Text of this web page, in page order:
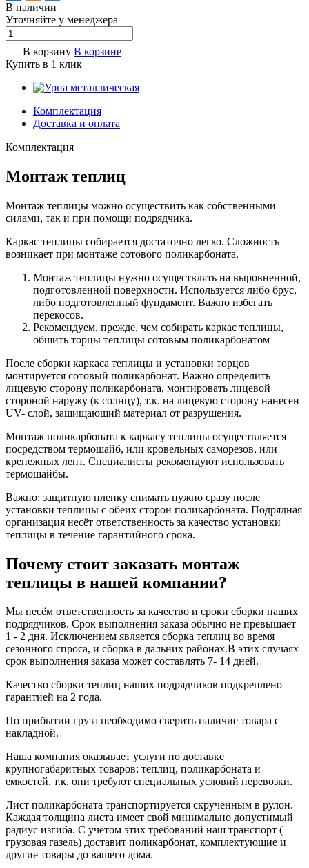
В наличии
Уточняйте у менеджера
В корзину В корзине
Купить в 1 клик
Комплектация
Доставка и оплата
Комплектация
Монтаж теплиц
Монтаж теплицы можно осуществить как собственными
силами, так и при помощи подрядчика.
Каркас теплицы собирается достаточно легко. Сложность
возникает при монтаже сотового поликарбоната.
Монтаж теплицы нужно осуществлять на выровненной,
подготовленной поверхности. Используется либо брус,
либо подготовленный фундамент. Важно избегать
перекосов.
Рекомендуем, прежде, чем собирать каркас теплицы,
обшить торцы теплицы сотовым поликарбонатом
После сборки каркаса теплицы и установки торцов
монтируется сотовый поликарбонат. Важно определить
лицевую сторону поликарбоната, монтировать лицевой
стороной наружу (к солнцу), т.к. на лицевую сторону нанесен
UV- слой, защищающий материал от разрушения.
Монтаж поликарбоната к каркасу теплицы осуществляется
посредством термошайб, или кровельных саморезов, или
крепежных лент. Специалисты рекомендуют использовать
термошайбы.
Важно: защитную пленку снимать нужно сразу после
установки теплицы с обеих сторон поликарбоната. Подрядная
организация несёт ответственность за качество установки
теплицы в течение гарантийного срока.
Почему стоит заказать монтаж
теплицы в нашей компании?
Мы несём ответственность за качество и сроки сборки наших
подрядчиков. Срок выполнения заказа обычно не превышает
1 - 2 дня. Исключением является сборка теплиц во время
сезонного спроса, и сборка в дальних районах.В этих случаях
срок выполнения заказа может составлять 7- 14 дней.
Качество сборки теплиц наших подрядчиков подкреплено
гарантией на 2 года.
По прибытии груза необходимо сверить наличие товара с
накладной.
Наша компания оказывает услуги по доставке
крупногабаритных товаров: теплиц, поликарбоната и
емкостей, т.к. они требуют специальных условий перевозки.
Лист поликарбоната транспортируется скрученным в рулон.
Каждая толщина листа имеет свой минимально допустимый
радиус изгиба. С учётом этих требований наш транспорт (
грузовая газель) доставит поликарбонат, комплектующие и
другие товары до вашего дома.